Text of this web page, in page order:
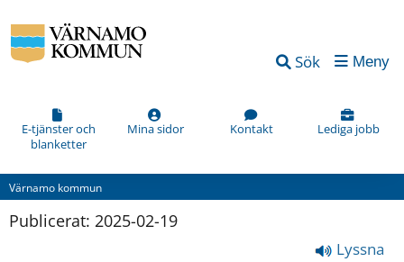
Sök Meny
E-tjänster och
blanketter
Mina sidor Kontakt Lediga jobb
Värnamo kommun
Publicerat: 2025-02-19
Lyssna